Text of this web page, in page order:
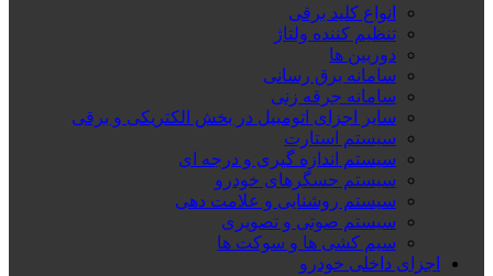
انواع کلید برقی
تنظیم کننده ولتاژ
دوربین ها
سامانه برق رسانی
سامانه جرقه زنی
سایر اجزای اتومبیل در بخش الکتریکی و برقی
سیستم استارت
سیستم اندازه گیری و درجه ای
سیستم حسگرهای خودرو
سیستم روشنایی و علامت دهی
سیستم صوتی و تصویری
سیم کشی ها و سوکت ها
اجزای داخلی خودرو